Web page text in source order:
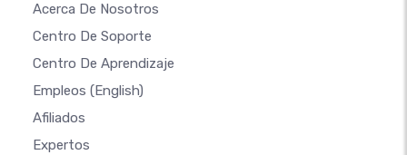
Acerca De Nosotros
Centro De Soporte
Centro De Aprendizaje
Empleos (English)
Afiliados
Expertos